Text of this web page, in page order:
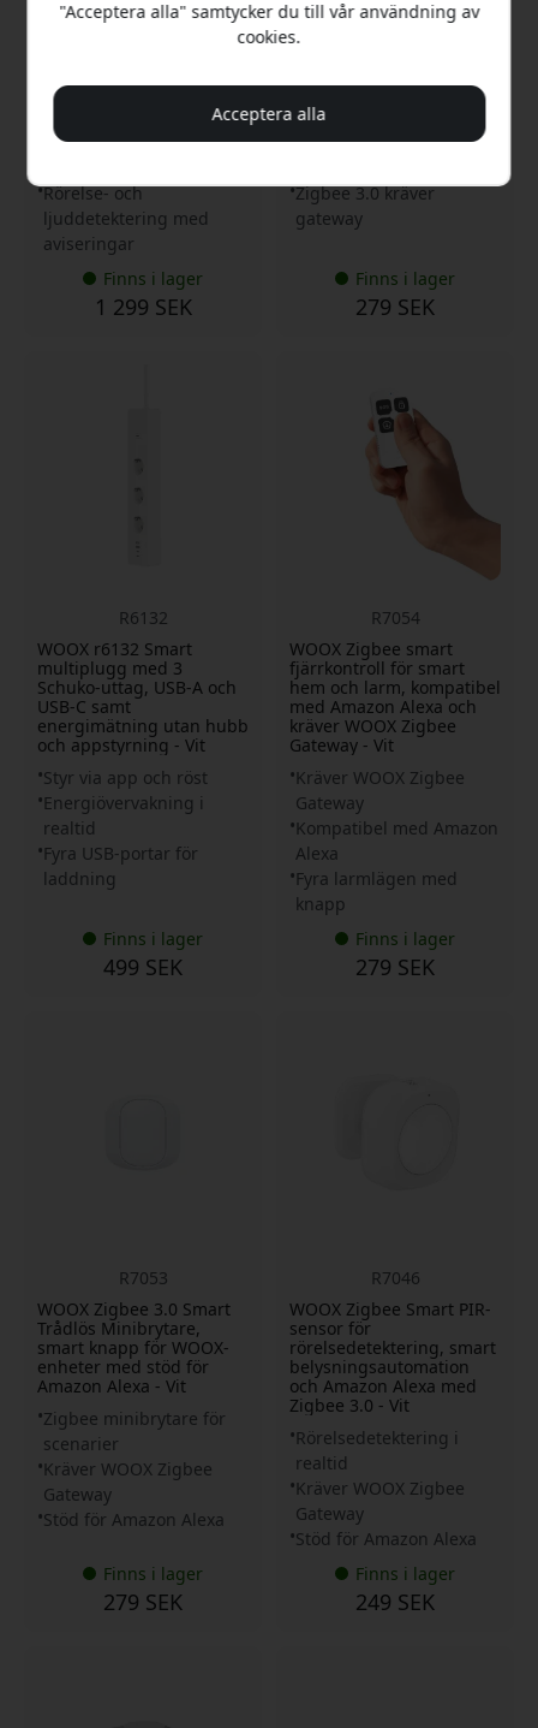
batteridriven
IP65-klassad väder- och
Trådlös drift med
Rörelse- och
ljuddetektering med
aviseringar
Finns i lager
1 299 SEK
Zigbee 3.0, appnotiser
och justerbar känslighet
Realtidsaviseringar vid
vibrationer
Enkel montering med
Zigbee 3.0 kräver
gateway
Finns i lager
279 SEK
R6132
WOOX r6132 Smart
multiplugg med 3
Schuko-uttag, USB-A och
USB-C samt
energimätning utan hubb
och appstyrning - Vit
Styr via app och röst
Energiövervakning i
realtid
Fyra USB-portar för
laddning
Finns i lager
499 SEK
R7054
WOOX Zigbee smart
fjärrkontroll för smart
hem och larm, kompatibel
med Amazon Alexa och
kräver WOOX Zigbee
Gateway - Vit
Kräver WOOX Zigbee
Gateway
Kompatibel med Amazon
Alexa
Fyra larmlägen med
knapp
Finns i lager
279 SEK
R7053
WOOX Zigbee 3.0 Smart
Trådlös Minibrytare,
smart knapp för WOOX-
enheter med stöd för
Amazon Alexa - Vit
Zigbee minibrytare för
scenarier
Kräver WOOX Zigbee
Gateway
Stöd för Amazon Alexa
Finns i lager
279 SEK
R7046
WOOX Zigbee Smart PIR-
sensor för
rörelsedetektering, smart
belysningsautomation
och Amazon Alexa med
Zigbee 3.0 - Vit
Rörelsedetektering i
realtid
Kräver WOOX Zigbee
Gateway
Stöd för Amazon Alexa
Finns i lager
249 SEK
"Acceptera alla" samtycker du till vår användning av
cookies.
Acceptera alla